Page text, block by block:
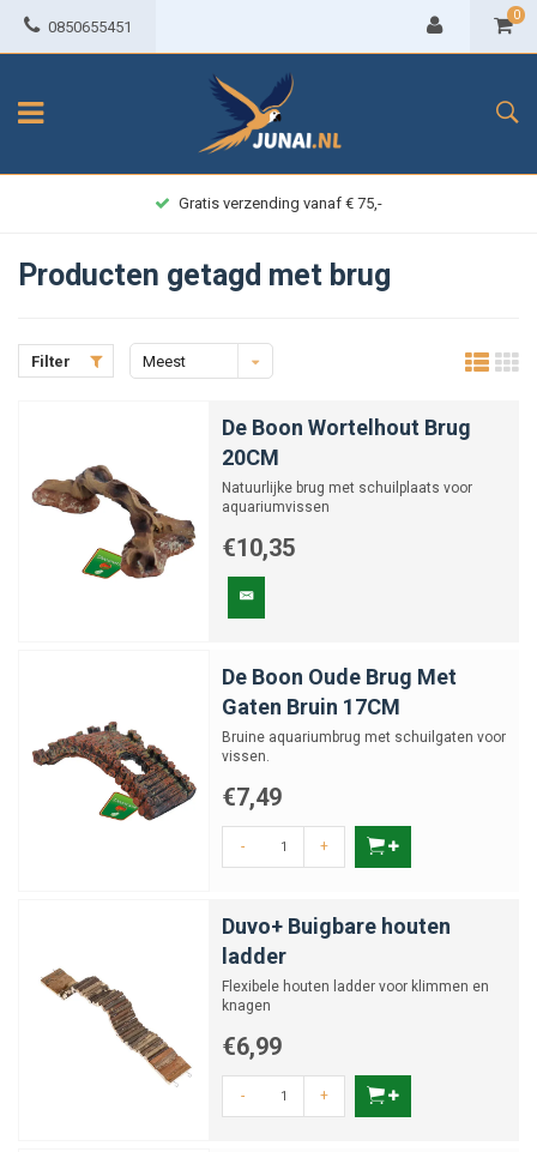
0850655451
0
Gratis verzending vanaf € 75,-
Producten getagd met brug
Filter
Meest
De Boon Wortelhout Brug
20CM
Natuurlijke brug met schuilplaats voor
aquariumvissen
€10,35
De Boon Oude Brug Met
Gaten Bruin 17CM
Bruine aquariumbrug met schuilgaten voor
vissen.
€7,49
- +
Duvo+ Buigbare houten
ladder
Flexibele houten ladder voor klimmen en
knagen
€6,99
- +